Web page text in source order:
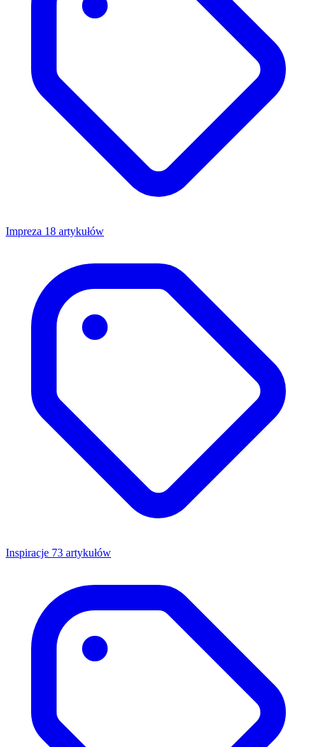
Impreza 18 artykułów
Inspiracje 73 artykułów